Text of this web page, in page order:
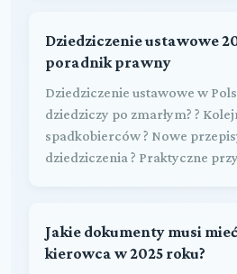
Dziedziczenie ustawowe
poradnik prawny
Dziedziczenie ustawowe w
dziedziczy po zmarłym? ?
spadkobierców ? Nowe
dziedziczenia ? Praktyczne
Jakie dokumenty musi
kierowca w 2025 roku?